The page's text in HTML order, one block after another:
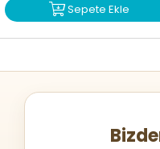
Sepete Ekle